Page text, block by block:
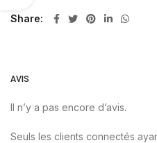
Share
AVIS
Il n’y a pas encore d’avis.
Seuls les clients connectés